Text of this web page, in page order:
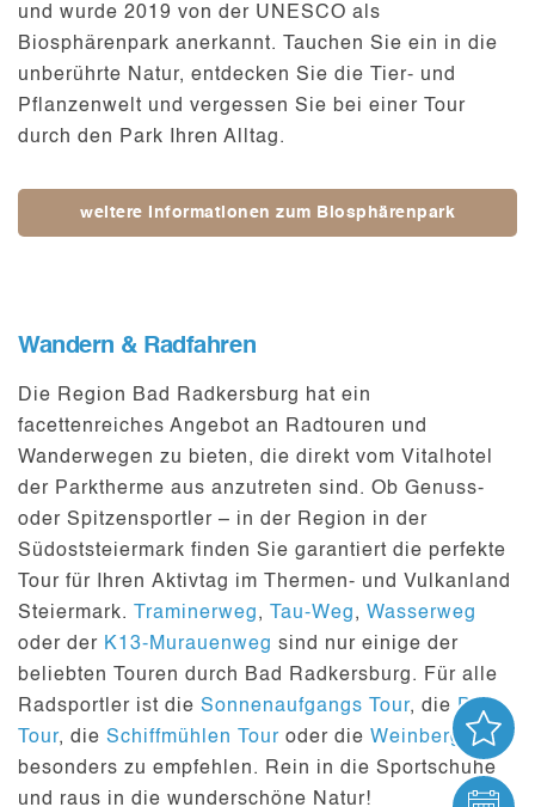
und wurde 2019 von der UNESCO als
Biosphärenpark anerkannt. Tauchen Sie ein in die
unberührte Natur, entdecken Sie die
Tier- und
Pflanzenwelt und vergessen Sie bei einer Tour
durch den Park Ihren Alltag.
weitere Informationen zum Biosphärenpark
Wandern & Radfahren
Die Region Bad Radkersburg hat ein
facettenreiches Angebot an Radtouren und
Wanderwegen zu bieten, die direkt vom Vitalhotel
der Parktherme aus anzutreten sind. Ob Genuss-
oder Spitzensportler – in der Region in der
Südoststeiermark finden Sie garantiert die perfekte
Tour für Ihren Aktivtag im Thermen- und Vulkanland
Steiermark.
Traminerweg, Tau-Weg, Wasserweg
oder der K13-Murauenweg sind nur einige der
beliebten Touren durch Bad Radkersburg. Für alle
Radsportler ist die Sonnenaufgangs Tour, diePtju-
Tour, die Schiffmühlen Tour oder die Weinberg Tour
besonders zu empfehlen. Rein in die Sportschuhe
und raus in die wunderschöne Natur!